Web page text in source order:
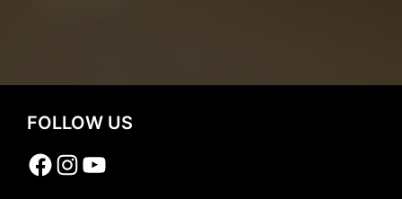
FOLLOW US
Facebook
Instagram
YouTube